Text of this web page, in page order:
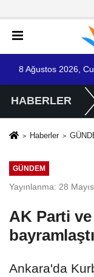
8 Ağustos 2026,
HABERLER
Haberler
GÜNDEM
Yayınlanma: 28
AK Parti
bayramlaştı
Ankara'da